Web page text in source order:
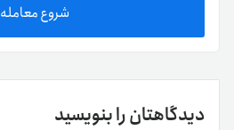
شروع معامله
دیدگاهتان را بنویسید